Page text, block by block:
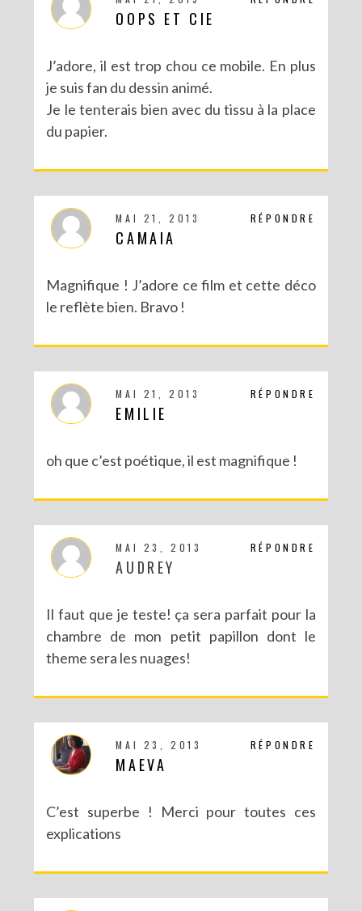
OOPS ET CIE
J’adore, il est trop chou ce mobile. En plus
je suis fan du dessin animé.
Je le tenterais bien avec du tissu à la place
du papier.
RÉPONDRE
MAI 21, 2013
CAMAIA
Magnifique ! J’adore ce film et cette déco
le reflète bien. Bravo !
RÉPONDRE
MAI 21, 2013
EMILIE
oh que c’est poétique, il est magnifique !
RÉPONDRE
MAI 23, 2013
AUDREY
Il faut que je teste! ça sera parfait pour la
chambre de mon petit papillon dont le
theme sera les nuages!
RÉPONDRE
MAI 23, 2013
MAEVA
C’est superbe ! Merci pour toutes ces
explications